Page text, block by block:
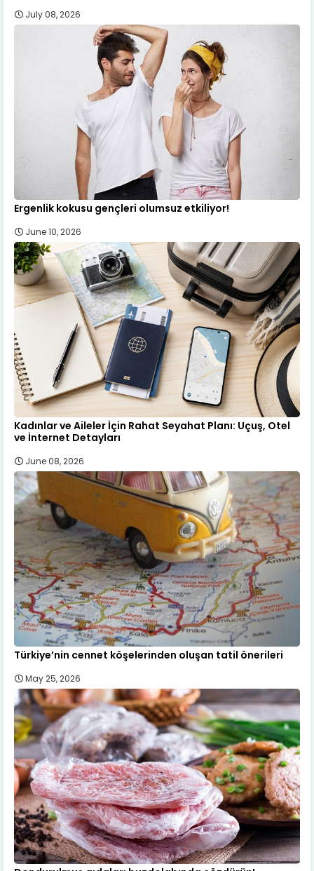
July 08, 2026
Ergenlik kokusu gençleri olumsuz etkiliyor!
June 10, 2026
Kadınlar ve Aileler İçin Rahat Seyahat Planı: Uçuş, Otel
ve İnternet Detayları
June 08, 2026
Türkiye’nin cennet köşelerinden oluşan tatil önerileri
May 25, 2026